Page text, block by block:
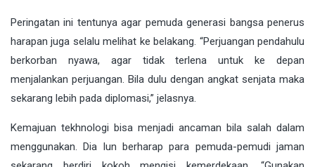
Peringatan ini tentunya agar pemuda generasi bangsa penerus
harapan juga selalu melihat ke belakang. “Perjuangan pendahulu
berkorban nyawa, agar tidak terlena untuk ke depan
menjalankan perjuangan. Bila dulu dengan angkat senjata maka
sekarang lebih pada diplomasi,” jelasnya.
Kemajuan tekhnologi bisa menjadi ancaman bila salah dalam
menggunakan. Dia lun berharap para pemuda-pemudi jaman